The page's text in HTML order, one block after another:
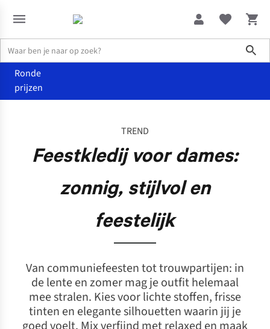
Ronde
prijzen
TREND
Feestkledij voor dames:
zonnig, stijlvol en
feestelijk
Van communiefeesten tot trouwpartijen: in
de lente en zomer mag je outfit helemaal
mee stralen. Kies voor lichte stoffen, frisse
tinten en elegante silhouetten waarin jij je